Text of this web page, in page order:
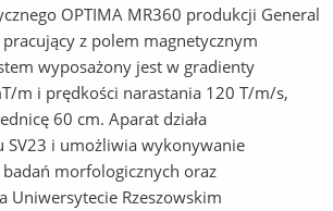
OPTIMA MR360 produkcji General
z polem magnetycznym
wyposażony jest w gradienty
m i prędkości narastania 120 T/m/s,
60 cm. Aparat działa
i umożliwia wykonywanie
morfologicznych oraz
Uniwersytecie Rzeszowskim